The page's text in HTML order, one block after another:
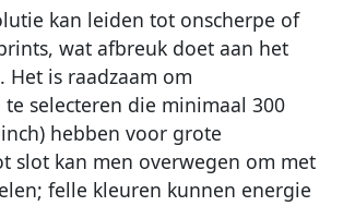
kan leiden tot onscherpe of
wat afbreuk doet aan het
Het is raadzaam om
selecteren die minimaal 300
hebben voor grote
slot kan men overwegen om met
felle kleuren kunnen energie